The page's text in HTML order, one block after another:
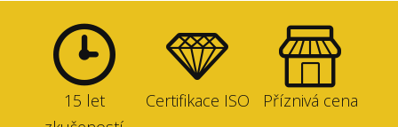
15 let
Certifikace ISO Příznivá cena